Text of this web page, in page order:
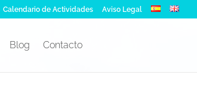
Calendario de Actividades Aviso Legal
Blog Contacto